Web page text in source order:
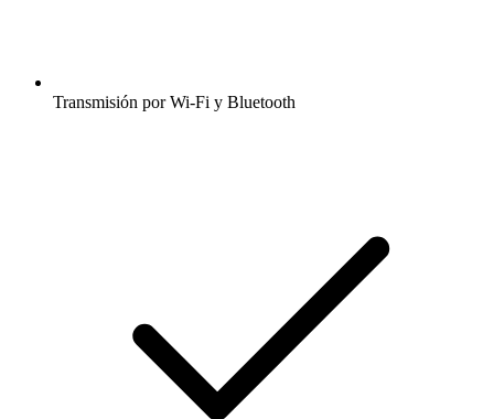
Transmisión por Wi-Fi y Bluetooth